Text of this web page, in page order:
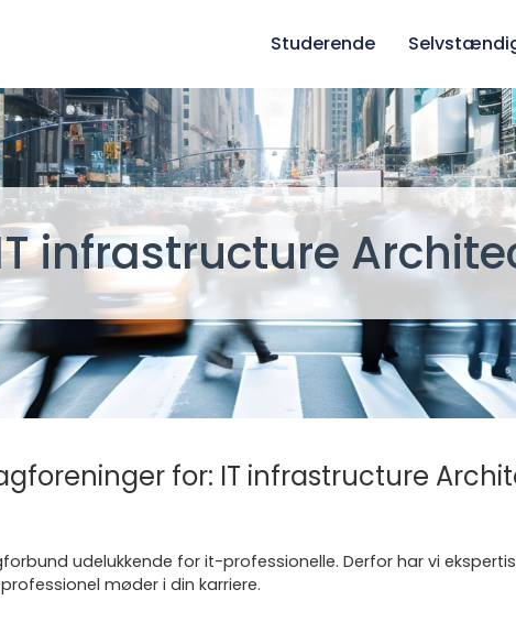
Studerende
infrastructure
for: IT infrastructure
udelukkende for it-professionelle. Derfor har vi
møder i din karriere.